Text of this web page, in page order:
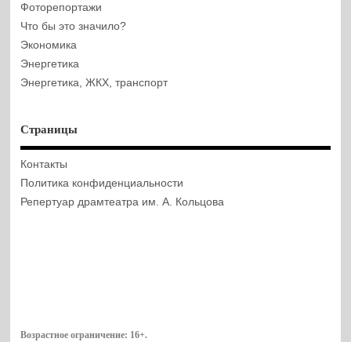
Фоторепортажи
Что бы это значило?
Экономика
Энергетика
Энергетика, ЖКХ, транспорт
Страницы
Контакты
Политика конфиденциальности
Репертуар драмтеатра им. А. Кольцова
Возрастное ограничение: 16+.